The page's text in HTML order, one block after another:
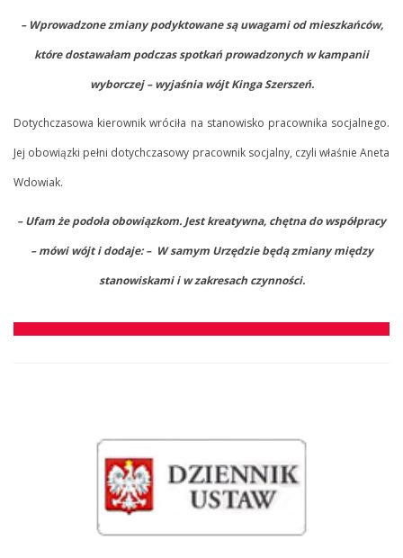
– Wprowadzone zmiany podyktowane są uwagami od mieszkańców,
które dostawałam podczas spotkań prowadzonych w kampanii
wyborczej – wyjaśnia wójt Kinga Szerszeń.
Dotychczasowa kierownik wróciła na stanowisko pracownika socjalnego.
Jej obowiązki pełni dotychczasowy pracownik socjalny, czyli właśnie Aneta
Wdowiak.
– Ufam że podoła obowiązkom. Jest kreatywna, chętna do współpracy
– mówi wójt i dodaje: – W samym Urzędzie będą zmiany między
stanowiskami i w zakresach czynności.